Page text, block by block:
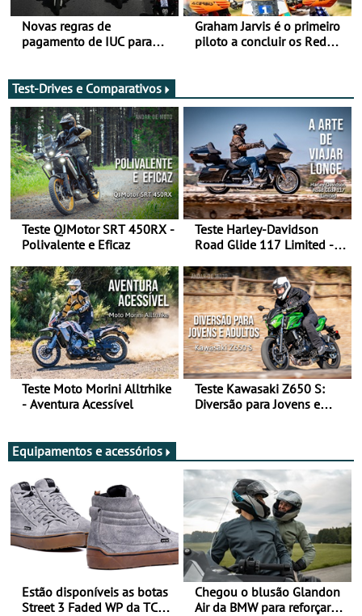
Novas regras de
pagamento de IUC para
Graham Jarvis é o primeiro
piloto a concluir os Red
Test-Drives e Comparativos
Teste QJMotor SRT 450RX -
Polivalente e Eficaz
Teste Harley-Davidson
Road Glide 117 Limited - A
Teste Moto Morini Alltrhike
- Aventura Acessível
Teste Kawasaki Z650 S:
Diversão para Jovens e
Equipamentos e acessórios
Estão disponíveis as botas
Street 3 Faded WP da TCX
Chegou o blusão Glandon
Air da BMW para reforçar